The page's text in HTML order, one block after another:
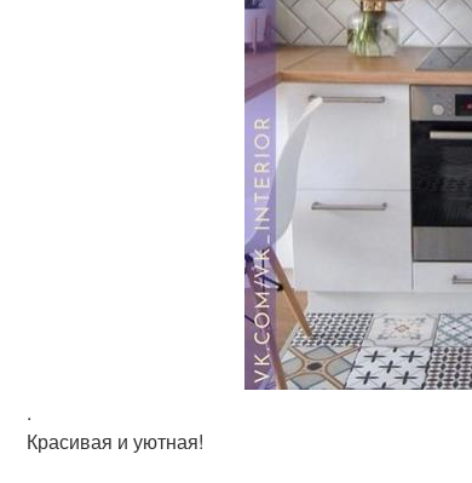
.
Красивая и уютная!